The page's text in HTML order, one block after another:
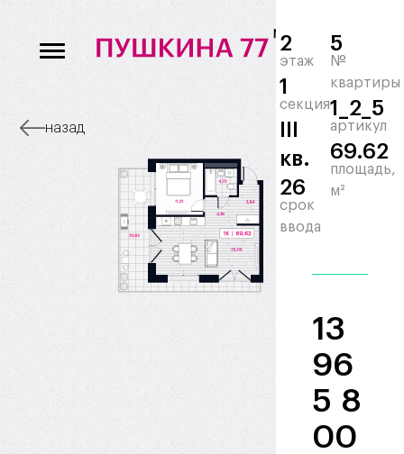
назад
2
этаж
1
секция
кв.
26
срок
ввода
5
№
квартиры
1_2_5
артикул
69.62
площадь,
м²
13
96
5 8
00